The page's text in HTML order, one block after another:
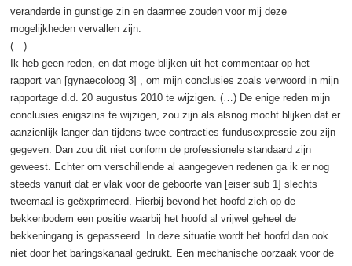
veranderde in gunstige zin en daarmee zouden voor mij deze
mogelijkheden vervallen zijn.
(…)
Ik heb geen reden, en dat moge blijken uit het commentaar op het
rapport van [gynaecoloog 3] , om mijn conclusies zoals verwoord in mijn
rapportage d.d. 20 augustus 2010 te wijzigen. (…) De enige reden mijn
conclusies enigszins te wijzigen, zou zijn als alsnog mocht blijken dat er
aanzienlijk langer dan tijdens twee contracties fundusexpressie zou zijn
gegeven. Dan zou dit niet conform de professionele standaard zijn
geweest. Echter om verschillende al aangegeven redenen ga ik er nog
steeds vanuit dat er vlak voor de geboorte van [eiser sub 1] slechts
tweemaal is geëxprimeerd. Hierbij bevond het hoofd zich op de
bekkenbodem een positie waarbij het hoofd al vrijwel geheel de
bekkeningang is gepasseerd. In deze situatie wordt het hoofd dan ook
niet door het baringskanaal gedrukt. Een mechanische oorzaak voor de